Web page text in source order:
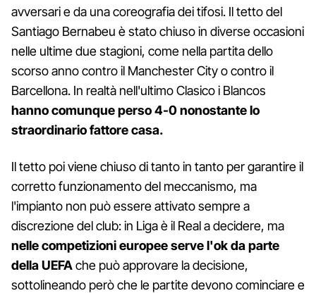
avversari e da una coreografia dei tifosi. Il tetto del
Santiago Bernabeu è stato chiuso in diverse occasioni
nelle ultime due stagioni, come nella partita dello
scorso anno contro il Manchester City o contro il
Barcellona. In realtà nell'ultimo Clasico i Blancos
hanno comunque perso 4-0 nonostante lo
straordinario fattore casa.
Il tetto poi viene chiuso di tanto in tanto per garantire il
corretto funzionamento del meccanismo, ma
l'impianto non può essere attivato sempre a
discrezione del club: in Liga è il Real a decidere, ma
nelle competizioni europee serve l'ok da parte
della UEFAche può approvare la decisione,
sottolineando però che le partite devono cominciare e